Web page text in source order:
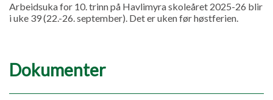
Arbeidsuka for 10. trinn på Havlimyra skoleåret 2025-26 blir
i uke 39 (22.-26. september). Det er uken før høstferien.
Dokumenter